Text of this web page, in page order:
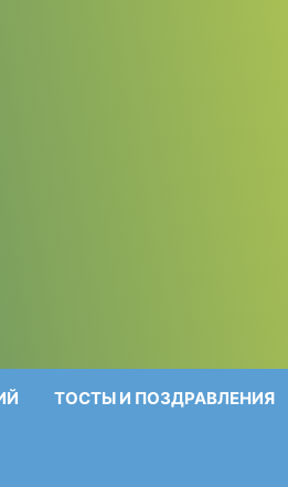
ТОСТЫ И ПОЗДРАВЛЕНИЯ